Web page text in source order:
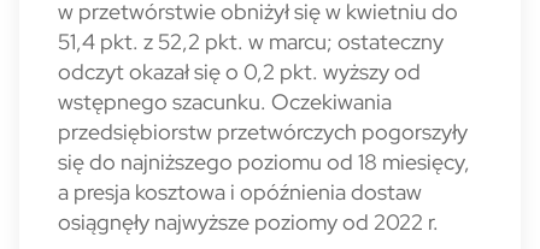
w przetwórstwie obniżył się w kwietniu do
51,4 pkt. z 52,2 pkt. w marcu; ostateczny
odczyt okazał się o 0,2 pkt. wyższy od
wstępnego szacunku. Oczekiwania
przedsiębiorstw przetwórczych pogorszyły
się do najniższego poziomu od 18 miesięcy,
a presja kosztowa i opóźnienia dostaw
osiągnęły najwyższe poziomy od 2022 r.